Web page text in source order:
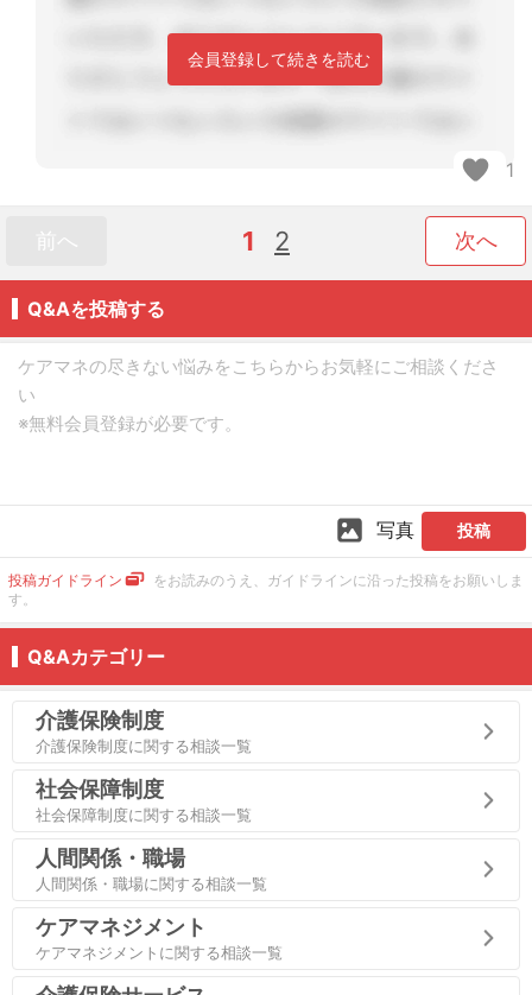
会員登録して続きを読む
1
前へ 1 2 次へ
Q&Aを投稿する
写真 投稿
投稿ガイドライン
をお読みのうえ、ガイドラインに沿った投稿をお願いしま
す。
Q&Aカテゴリー
介護保険制度
介護保険制度に関する相談一覧
社会保障制度
社会保障制度に関する相談一覧
人間関係・職場
人間関係・職場に関する相談一覧
ケアマネジメント
ケアマネジメントに関する相談一覧